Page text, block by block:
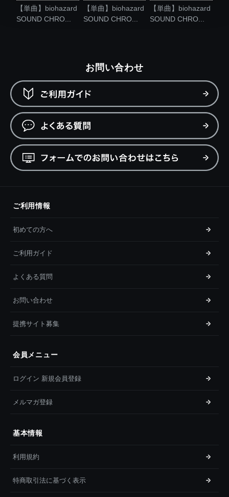
【単曲】biohazard
SOUND CHRO...
【単曲】biohazard
SOUND CHRO...
【単曲】biohazard
SOUND CHRO...
お問い合わせ
ご利用情報
初めての方へ
ご利用ガイド
よくある質問
お問い合わせ
提携サイト募集
会員メニュー
ログイン 新規会員登録
メルマガ登録
基本情報
利用規約
特商取引法に基づく表示